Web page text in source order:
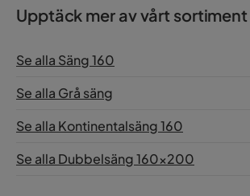
Upptäck mer av vårt sortiment
Se alla Säng 160
Se alla Grå säng
Se alla Kontinentalsäng 160
Se alla Dubbelsäng 160x200